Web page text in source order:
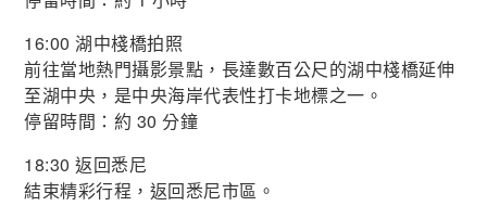
16:00 湖中棧橋拍照
前往當地熱門攝影景點，長達數百公尺的湖中棧橋延伸
至湖中央，是中央海岸代表性打卡地標之一。
停留時間：約 30 分鐘
18:30 返回悉尼
結束精彩行程，返回悉尼市區。